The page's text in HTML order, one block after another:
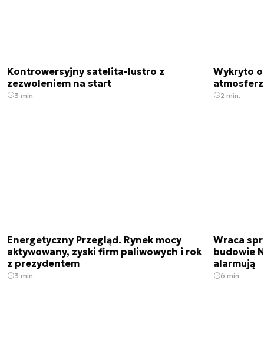
Kontrowersyjny satelita-lustro z
zezwoleniem na start
3 min.
Wykryto
2 min.
Energetyczny Przegląd. Rynek mocy
aktywowany, zyski firm paliwowych i rok
z prezydentem
3 min.
Wraca
budowie
alarmują
6 min.